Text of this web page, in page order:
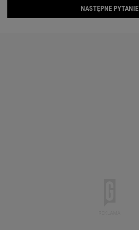
NASTĘPNE PYTANIE